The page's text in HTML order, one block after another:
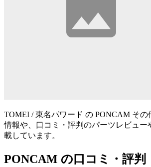
TOMEI / 東名パワード の PONCAM その
情報や、口コミ・評判のパーツレビュー
載しています。
PONCAM の口コミ・評判